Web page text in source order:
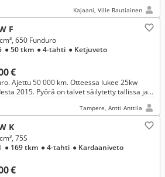
Kajaani, Ville Rautiainen
F
€
650 Funduro
● 50 tkm ● 4-tahti ● Ketjuveto
Ajettu 50 000 km. Otteessa lukee 25kw
2015. Pyörä on talvet säilytetty tallissa ja
Tampere, Antti Anttila
K
€
75S
● 169 tkm ● 4-tahti ● Kardaaniveto